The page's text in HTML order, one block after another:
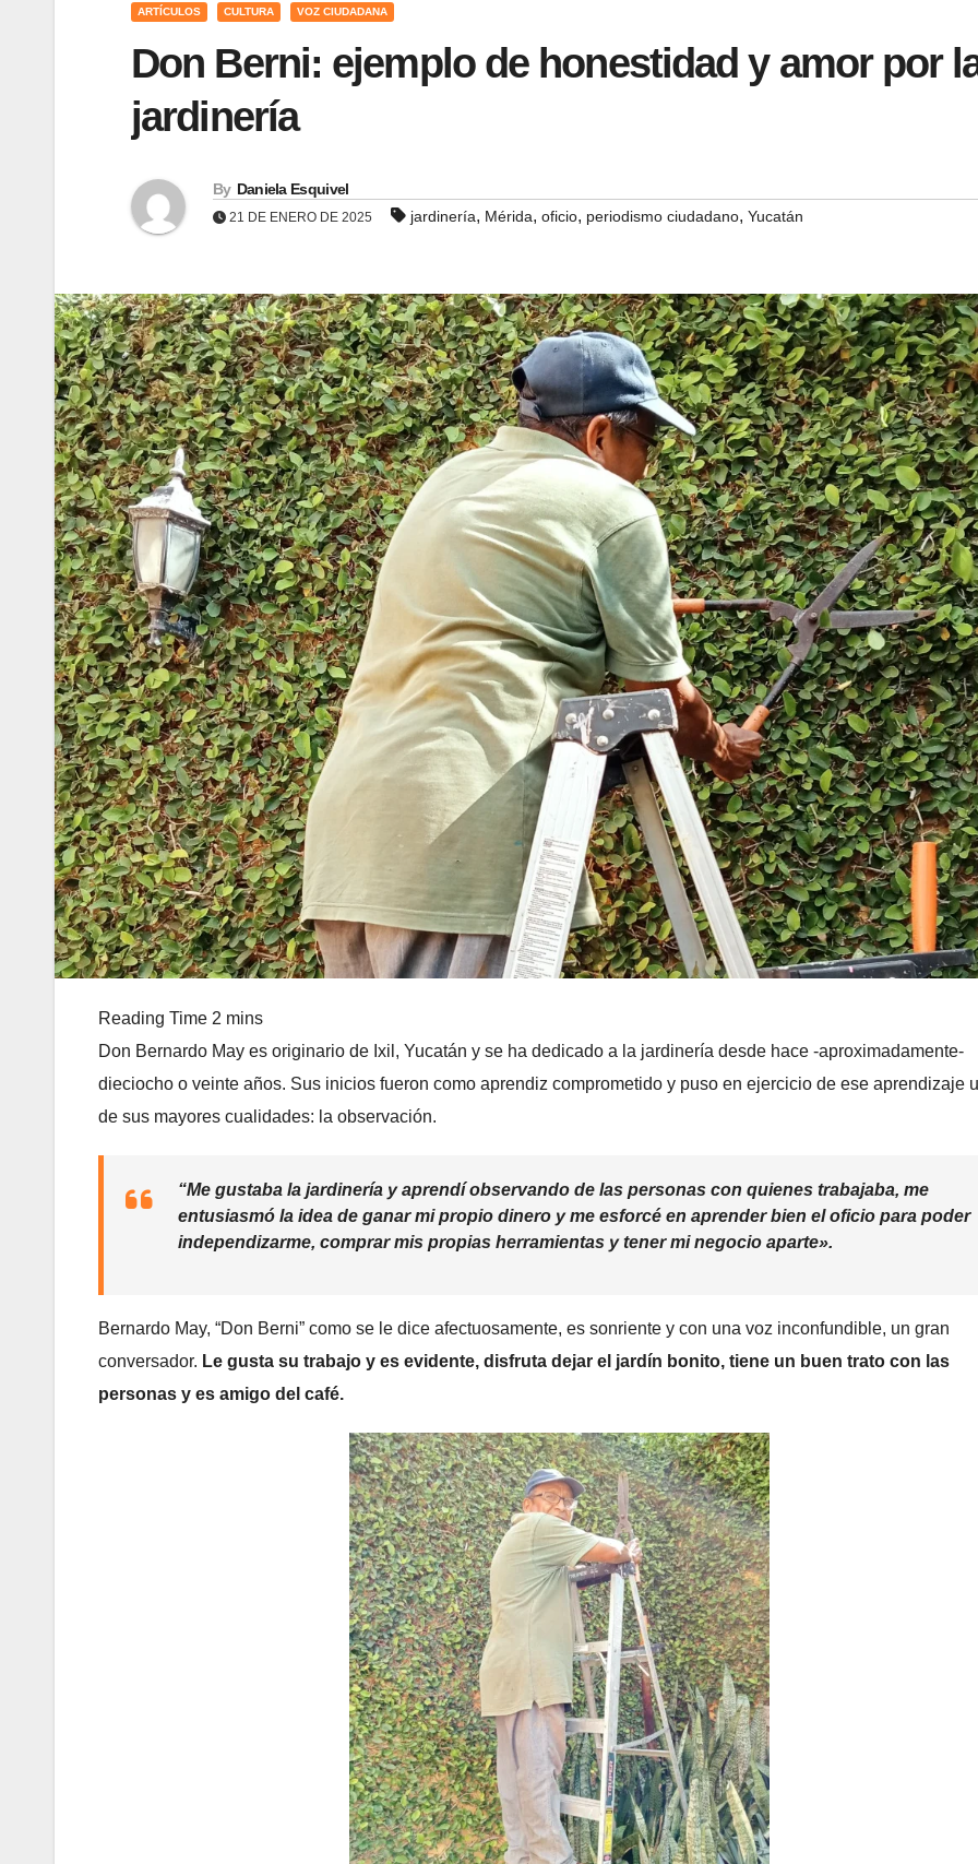
ARTÍCULOS CULTURA VOZ CIUDADANA
Don Berni: ejemplo de honestidad y amor por
jardinería
By Daniela Esquivel
21 DE ENERO DE 2025 jardinería, Mérida, oficio, periodismo ciudadano, Yucatán
Don Bernardo May es originario de Ixil, Yucatán y se ha dedicado a la jardinería desde hace -aproximadamente-
dieciocho o veinte años. Sus inicios fueron como aprendiz comprometido y puso en ejercicio de ese aprendizaje
de sus mayores cualidades: la observación.
“Me gustaba la jardinería y aprendí observando de las personas con quienes trabajaba, me
entusiasmó la idea de ganar mi propio dinero y me esforcé en aprender bien el oficio para poder
independizarme, comprar mis propias herramientas y tener mi negocio aparte».
Bernardo May, “Don Berni” como se le dice afectuosamente, es sonriente y con una voz inconfundible, un gran
conversador. Le gusta su trabajo y es evidente, disfruta dejar el jardín bonito, tiene un buen trato con las
personas y es amigo del café.